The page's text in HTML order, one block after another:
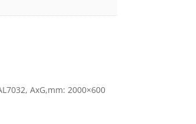
AxG,mm: 2000×600